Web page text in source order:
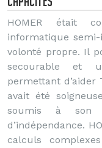
HOMER était
informatique
volonté propre. Il
secourable et
permettant d’aider
avait été
soumis à son
d’indépendance.
calculs